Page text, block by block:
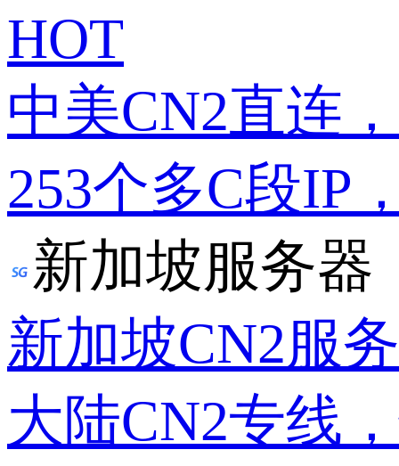
HOT
中美CN2直连
253个多C段IP
新加坡服务器
新加坡CN2服
大陆CN2专线